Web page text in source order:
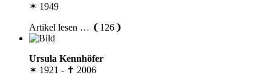
✶ 1949
Artikel lesen … ❨126❩
Ursula Kennhöfer
✶ 1921 - ✝ 2006